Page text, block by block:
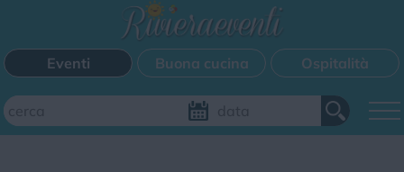
Eventi Buona cucina Ospitalità